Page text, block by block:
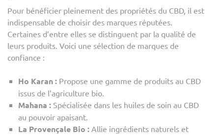
Pour bénéficier pleinement des propriétés du CBD, il est
indispensable de choisir des marques réputées.
Certaines d’entre elles se distinguent par la qualité de
leurs produits. Voici une sélection de marques de
confiance :
Ho Karan : Propose une gamme de produits au CBD
issus de l’agriculture bio.
Mahana : Spécialisée dans les huiles de soin au CBD
au pouvoir apaisant.
La Provençale Bio : Allie ingrédients naturels et